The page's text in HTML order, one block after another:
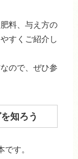
料、与え方の
すくご紹介し
ので、ぜひ参
知ろう
す。